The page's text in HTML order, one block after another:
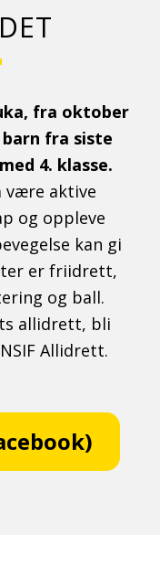
fra oktober
fra siste
4. klasse.
være aktive
og oppleve
kan gi
er friidrett,
og ball.
allidrett, bli
Allidrett.